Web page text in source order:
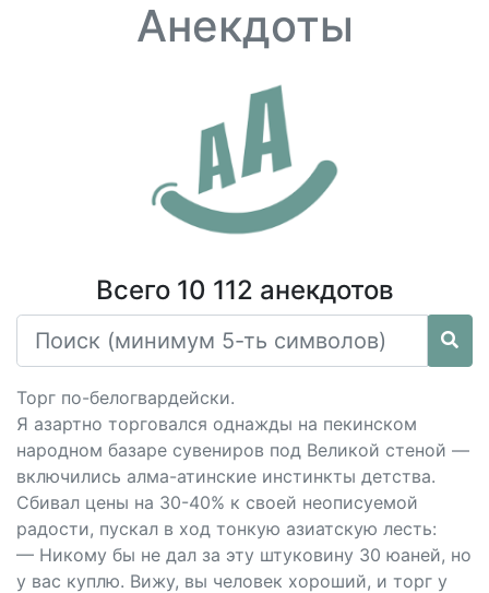
Анекдоты
Всего 10 112 анекдотов
Торг по-белогвардейски.
Я азартно торговался однажды на пекинском
народном базаре сувениров под Великой стеной —
включились алма-атинские инстинкты детства.
Сбивал цены на 30-40% к своей неописуемой
радости, пускал в ход тонкую азиатскую лесть:
— Никому бы не дал за эту штуковину 30 юаней, но
у вас куплю. Вижу, вы человек хороший, и торг у